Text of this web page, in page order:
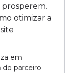
prosperem.
otimizar a
em
do parceiro